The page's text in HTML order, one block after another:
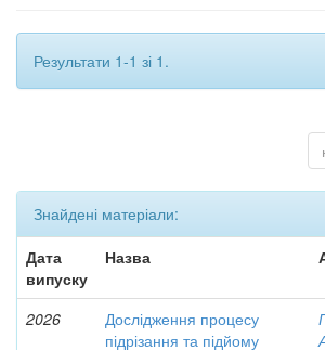
Результати 1-1 зі 1.
Знайдені матеріали:
Дата
випуску
Назва
2026
Дослідження процесу
підрізання та підйому